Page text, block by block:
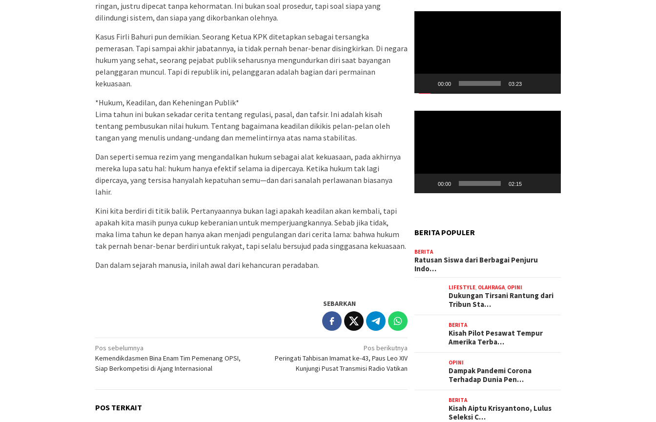
ringan, justru dipecat tanpa kehormatan. Ini bukan soal prosedur, tapi soal siapa yang
dilindungi sistem, dan siapa yang dikorbankan olehnya.
Kasus Firli Bahuri pun demikian. Seorang Ketua KPK ditetapkan sebagai tersangka
pemerasan. Tapi sampai akhir jabatannya, ia tidak pernah benar-benar disingkirkan. Di negara
hukum yang sehat, seorang pejabat publik seharusnya mengundurkan diri saat bayangan
pelanggaran muncul. Tapi di republik ini, pelanggaran adalah bagian dari permainan
kekuasaan.
*Hukum, Keadilan, dan Keheningan Publik*
Lima tahun ini bukan sekadar cerita tentang regulasi, pasal, dan tafsir. Ini adalah kisah
tentang pembusukan nilai hukum. Tentang bagaimana keadilan dikikis pelan-pelan oleh
tangan yang menulis undang-undang dan memelintirnya atas nama stabilitas.
Dan seperti semua rezim yang mengandalkan hukum sebagai alat kekuasaan, pada akhirnya
mereka lupa satu hal: hukum hanya efektif selama ia dipercaya. Ketika hukum tak lagi
dipercaya, yang tersisa hanyalah kepatuhan semu—dan dari sanalah perlawanan biasanya
lahir.
Kini kita berdiri di titik balik. Pertanyaannya bukan lagi apakah keadilan akan kembali, tapi
apakah kita masih punya cukup keberanian untuk memperjuangkannya. Sebab jika tidak,
maka lima tahun ke depan hanya akan menjadi pengulangan dari cerita lama: bahwa hukum
tak pernah benar-benar berdiri untuk rakyat, tapi selalu bersujud pada singgasana kekuasaan.
Dan dalam sejarah manusia, inilah awal dari kehancuran peradaban.
SEBARKAN
Navigasi
pos
Pos sebelumnya
Kemendikdasmen Bina Enam Tim Pemenang OPSI,
Siap Berkompetisi di Ajang Internasional
Pos berikutnya
Peringati Tahbisan Imamat ke-43, Paus Leo XIV
Kunjungi Pusat Transmisi Radio Vatikan
POS TERKAIT
00:00 03:23
00:00 02:15
BERITA POPULER
BERITA
Ratusan Siswa dari Berbagai Penjuru
Indo…
LIFESTYLE OLAHRAGA OPINI
Dukungan Tirsani Rantung dari
Tribun Sta…
BERITA
Kisah Pilot Pesawat Tempur
Amerika Terba…
OPINI
Dampak Pandemi Corona
Terhadap Dunia Pen…
BERITA
Kisah Aiptu Krisyantono, Lulus
Seleksi C…